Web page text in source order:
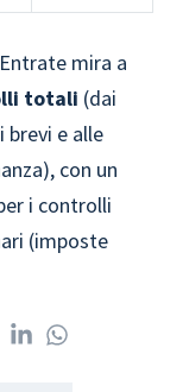
mira a
totali (dai
brevi e alle
con un
i controlli
(imposte